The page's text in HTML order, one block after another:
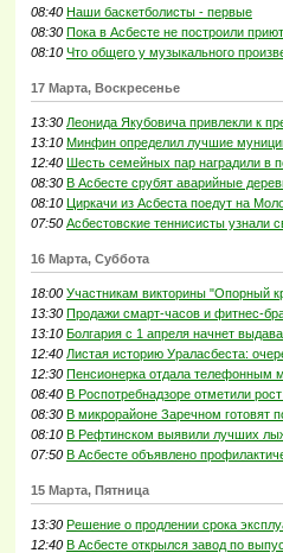
08:40 Наши баскетболисты - первые
08:30 Пока в Асбесте не построили
08:10 Что общего у музыкального
17 Марта, Воскресенье
13:30 Леонида Якубовича привлекли к
13:10 Минфин определил лучшие
12:40 Шесть семейных пар наградили в
08:30 В Асбесте срубят аварийные
08:10 Циркачи из Асбеста поедут на
07:50 Асбестовские теннисисты узнали
16 Марта, Суббота
18:00 Участникам викторины "Опорный
13:30 Продажи смарт-часов и фитнес-
13:10 Болгария с 1 апреля начнет
12:40 Листая историю Ураласбеста:
12:30 Пенсионерка отдала телефонным
08:40 В Роспотребнадзоре отметили
08:30 В микрорайоне Заречном готовят
08:10 В Рефтинском выявили лучших
07:50 В Асбесте объявлено
15 Марта, Пятница
13:30 Решение о продлении срока
12:40 В Асбесте открылся завод по